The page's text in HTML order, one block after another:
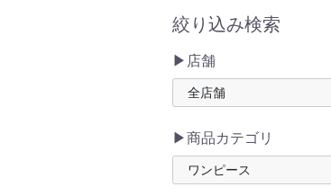
絞り込み検索
▶店舗
▶商品カテゴリ